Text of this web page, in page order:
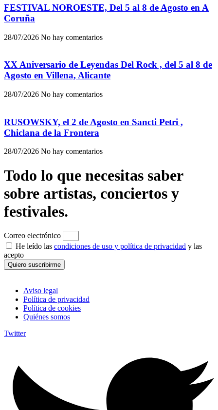
FESTIVAL NOROESTE, Del 5 al 8 de Agosto en A
Coruña
28/07/2026 No hay comentarios
XX Aniversario de Leyendas Del Rock , del 5 al 8 de
Agosto en Villena, Alicante
28/07/2026 No hay comentarios
RUSOWSKY, el 2 de Agosto en Sancti Petri ,
Chiclana de la Frontera
28/07/2026 No hay comentarios
Todo lo que necesitas saber
sobre artistas, conciertos y
festivales.
Correo electrónico
He leído las condiciones de uso y política de privacidad y las
acepto
Quiero suscribirme
Aviso legal
Política de privacidad
Política de cookies
Quiénes somos
Twitter